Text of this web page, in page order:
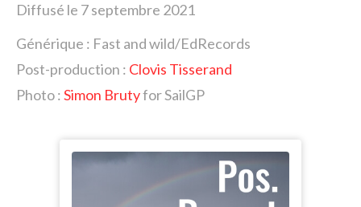
Diffusé le 7 septembre 2021
Générique : Fast and wild/EdRecords
Post-production : Clovis Tisserand
Photo :Simon Brutyfor SailGP